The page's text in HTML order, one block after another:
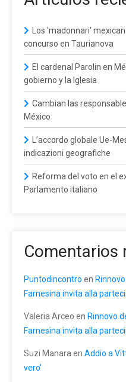
Los 'madonnari'
concurso en Taurianova
El cardenal Parolin en
gobierno y la Iglesia
Cambian las
México
L’accordo globale Ue-
indicazioni geografiche
Reforma del voto en el
Parlamento italiano
Comentarios
Puntodincontro en
Farnesina invita alla
Valeria Arceo en Rinnovo
Farnesina invita alla
Suzi Manara en Addio a
vero’